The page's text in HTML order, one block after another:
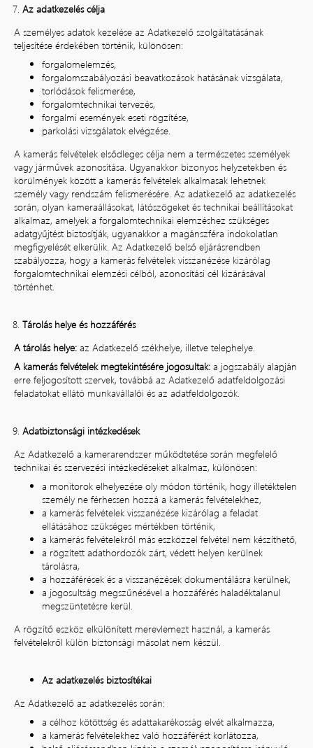
Az adatkezelés célja
A személyes adatok kezelése az Adatkezelő szolgáltatásának
teljesítése érdekében történik, különösen:
forgalomelemzés,
forgalomszabályozási beavatkozások hatásának vizsgálata,
torlódások felismerése,
forgalomtechnikai tervezés,
forgalmi események eseti rögzítése,
parkolási vizsgálatok elvégzése.
A kamerás felvételek elsődleges célja nem a természetes személyek
vagy járművek azonosítása. Ugyanakkor bizonyos helyzetekben és
körülmények között a kamerás felvételek alkalmasak lehetnek
személy vagy rendszám felismerésére. Az adatkezelő az adatkezelés
során, olyan kameraállásokat, látószögeket és technikai beállításokat
alkalmaz, amelyek a forgalomtechnikai elemzéshez szükséges
adatgyűjtést biztosítják, ugyanakkor a magánszféra indokolatlan
megfigyelését elkerülik. Az Adatkezelő belső eljárásrendben
szabályozza, hogy a kamerás felvételek visszanézése kizárólag
forgalomtechnikai elemzési célból, azonosítási cél kizárásával
történhet.
Tárolás helye és hozzáférés
A tárolás helye: az Adatkezelő székhelye, illetve telephelye.
A kamerás felvételek megtekintésére jogosultak: a jogszabály alapján
erre feljogosított szervek, továbbá az Adatkezelő adatfeldolgozási
feladatokat ellátó munkavállalói és az adatfeldolgozók.
Adatbiztonsági intézkedések
Az Adatkezelő a kamerarendszer működtetése során megfelelő
technikai és szervezési intézkedéseket alkalmaz, különösen:
a monitorok elhelyezése oly módon történik, hogy illetéktelen
személy ne férhessen hozzá a kamerás felvételekhez,
a kamerás felvételek visszanézése kizárólag a feladat
ellátásához szükséges mértékben történik,
a kamerás felvételekről más eszközzel felvétel nem készíthető,
a rögzített adathordozók zárt, védett helyen kerülnek
tárolásra,
a hozzáférések és a visszanézések dokumentálásra kerülnek,
a jogosultság megszűnésével a hozzáférés haladéktalanul
megszüntetésre kerül.
A rögzítő eszköz elkülönített merevlemezt használ, a kamerás
felvételekről külön biztonsági másolat nem készül.
Az adatkezelés biztosítékai
Az Adatkezelő az adatkezelés során:
a célhoz kötöttség és adattakarékosság elvét alkalmazza,
a kamerás felvételekhez való hozzáférést korlátozza,